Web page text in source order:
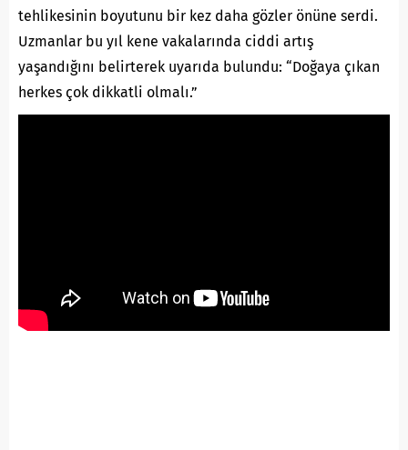
tehlikesinin boyutunu bir kez daha gözler önüne serdi.
Uzmanlar bu yıl kene vakalarında ciddi artış
yaşandığını belirterek uyarıda bulundu: “Doğaya çıkan
herkes çok dikkatli olmalı.”